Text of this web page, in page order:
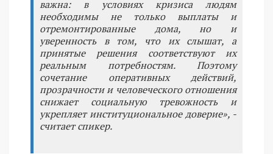
важна: в условиях кризиса людям
необходимы не только выплаты и
отремонтированные дома, но и
уверенность в том, что их слышат, а
принятые решения соответствуют их
реальным потребностям. Поэтому
сочетание оперативных действий,
прозрачности и человеческого отношения
снижает социальную тревожность и
укрепляет институциональное доверие», -
считает спикер.